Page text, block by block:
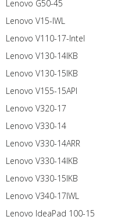
Lenovo G50-45
Lenovo V15-IWL
Lenovo V110-17-Intel
Lenovo V130-14IKB
Lenovo V130-15IKB
Lenovo V155-15API
Lenovo V320-17
Lenovo V330-14
Lenovo V330-14ARR
Lenovo V330-14IKB
Lenovo V330-15IKB
Lenovo V340-17IWL
Lenovo IdeaPad 100-15